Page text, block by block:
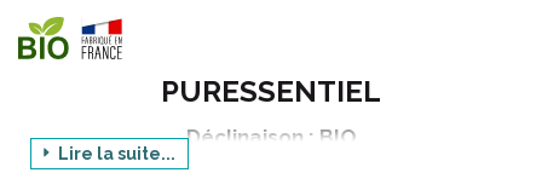
PURESSENTIEL
Déclinaison : BIO
Catégorie : BEBE
Lire la suite...